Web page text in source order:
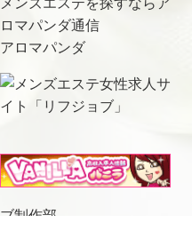
アロマパンダ